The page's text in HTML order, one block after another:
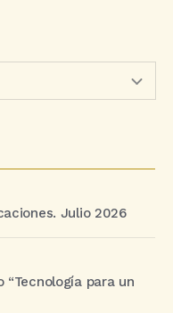
Julio 2026
para un